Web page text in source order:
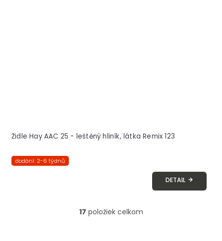
Židle Hay AAC 25 - leštěný hliník, látka Remix 123
dodání: 2-6 týdnů
DETAIL
O
17 položiek celkom